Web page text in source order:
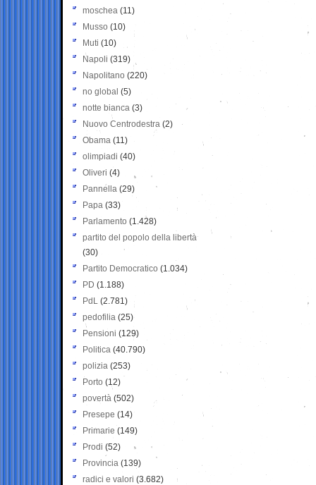
moschea (11)
Musso (10)
Muti (10)
Napoli (319)
Napolitano (220)
no global (5)
notte bianca (3)
Nuovo Centrodestra (2)
Obama (11)
olimpiadi (40)
Oliveri (4)
Pannella (29)
Papa (33)
Parlamento (1.428)
partito del popolo della libertà
(30)
Partito Democratico (1.034)
PD (1.188)
PdL (2.781)
pedofilia (25)
Pensioni (129)
Politica (40.790)
polizia (253)
Porto (12)
povertà (502)
Presepe (14)
Primarie (149)
Prodi (52)
Provincia (139)
radici e valori (3.682)